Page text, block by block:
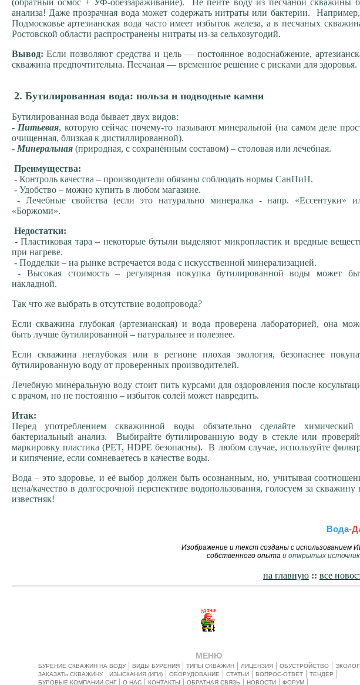
(обратный осмос + УФ-обеззараживание). Не пейте воду из песчаной скважины
анализа! Даже прозрачная вода может содержать нитраты или бактерии.
Подмосковье артезианская вода часто имеет избыток железа, а в песчаных
Ростовской области распространены нитраты из-за сельхозугодий.
Вывод: Если позволяют средства и цель — постоянное водоснабжение,
скважина предпочтительна. Песчаная — временное решение с рисками для здоровья.
2. Бутилированная вода: польза и подводные камни
Бутилированная вода бывает двух видов:
-Питьевая, которую сейчас почему-то называют минеральной (на самом деле
очищенная, близкая к дистиллированной).
- Минеральная(природная, с сохранённым составом) – столовая или лечебная.
Преимущества:
- Контроль качества – производители обязаны соблюдать нормы СанПиН.
- Удобство – можно купить в любом магазине.
- Лечебные свойства (если это натурально минералка - напр. «Ессентуки»
«Боржоми».
Недостатки:
- Пластиковая тара – некоторые бутыли выделяют микропластик и вредные
при нагреве.
- Подделки – на рынке встречается вода с искусственной минерализацией.
- Высокая стоимость – регулярная покупка бутилированной воды может
накладной.
Так что же выбрать в отсутствие водопровода?
Если скважина глубокая (артезианская) и вода проверена лабораторией, она
быть лучше бутилированной – натуральнее и полезнее.
Если скважина неглубокая или в регионе плохая экология, безопаснее
бутилированную воду от проверенных производителей.
Лечебную минеральную воду стоит пить курсами для оздоровления после
с врачом, но не постоянно – избыток солей может навредить.
Итак:
Перед употреблением скважинной воды обязательно сделайте
бактериальный анализ. Выбирайте бутилированную воду в стекле или
маркировку пластика (PET, HDPE безопасны). В любом случае, используйте
и кипячение, если сомневаетесь в качестве воды.
Вода – это здоровье, и её выбор должен быть осознанным, но, учитывая
цена/качество в долгосрочной перспективе водопользования, голосуем за скважину
известняк!
Вода-
Изображение и текст созданы с использованием
собственного опытаи открытых
на главную :: все
МЕНЮ
БУРЕНИЕ СКВАЖИН НА ВОДУ ВИДЫ БУРЕНИЯ ТИПЫ СКВАЖИН ЛИЦЕНЗИЯ ОБУСТРОЙСТВО
ЗАКАЗАТЬ СКВАЖИНУ
ИЗЫСКАНИЯ (ИГИ) ОБОРУДОВАНИЕ СТАТЬИ ВОПРОС-ОТВЕТ
ТЕНДЕР
БУРОВЫЕ КОМПАНИИ СНГ
О НАС КОНТАКТЫ ОБРАТНАЯ СВЯЗЬ НОВОСТИ ФОРУМ